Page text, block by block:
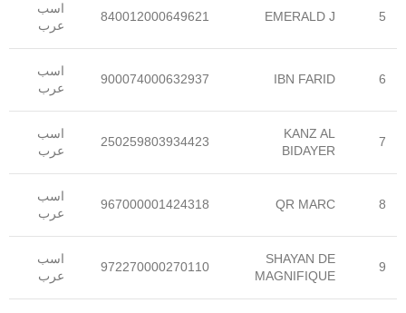
5
EMERALD J
840012000649621
اسب
عرب
6
IBN FARID
900074000632937
اسب
عرب
7
KANZ AL
BIDAYER
250259803934423
اسب
عرب
8
QR MARC
967000001424318
اسب
عرب
9
SHAYAN DE
MAGNIFIQUE
972270000270110
اسب
عرب